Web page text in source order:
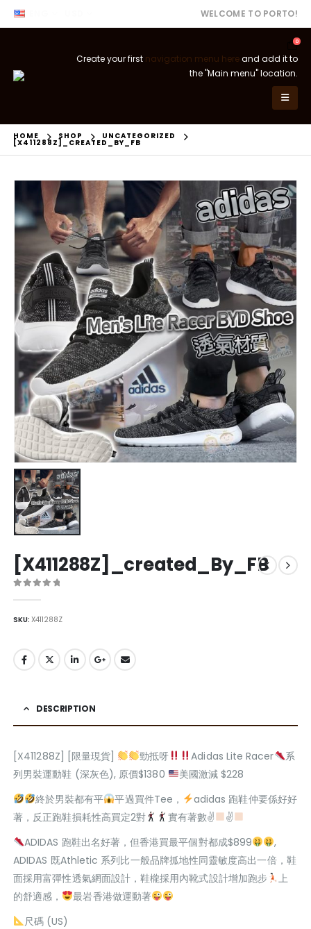
WELCOME TO PORTO!
0
Create your first navigation menu hereand add it to
the "Main menu" location.
HOME SHOP UNCATEGORIZED
[X411288Z]_CREATED_BY_FB
[X411288Z]_created_By_FB
SKU:X411288Z
DESCRIPTION
[X411288Z] [限量現貨] 勁抵呀 Adidas Lite Racer
系
列男裝運動鞋 (深灰色), 原價$1380
美國激減 $228
終於男裝都有平
平過買件Tee，
adidas 跑鞋仲要係好好
著，反正跑鞋損耗性高買定2對
實有著數✌
✌
ADIDAS 跑鞋出名好著，但香港買最平個對都成$899
,
ADIDAS 既Athletic 系列比一般品牌㧓地性同靈敏度高出一倍，鞋
面採用富彈性透氣網面設計，鞋櫳採用內靴式設計增加跑步
上
的舒適感，
最岩香港做運動著
尺碼 (US)